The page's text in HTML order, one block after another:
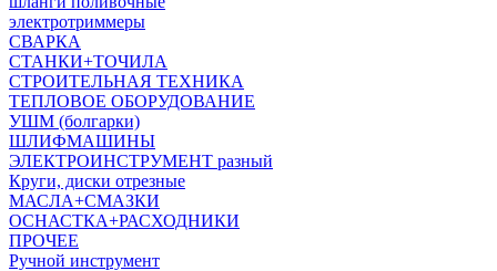
электротриммеры
СВАРКА
СТАНКИ+ТОЧИЛА
СТРОИТЕЛЬНАЯ ТЕХНИКА
ТЕПЛОВОЕ ОБОРУДОВАНИЕ
УШМ (болгарки)
ШЛИФМАШИНЫ
ЭЛЕКТРОИНСТРУМЕНТ разный
Круги, диски отрезные
МАСЛА+СМАЗКИ
ОСНАСТКА+РАСХОДНИКИ
ПРОЧЕЕ
Ручной инструмент